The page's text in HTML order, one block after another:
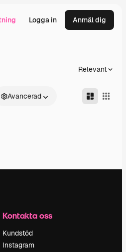
Logga in Anmäl dig
Relevant
Avancerad
Kontakta oss
Kundstöd
Instagram